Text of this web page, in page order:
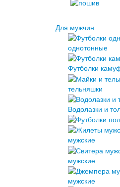
Для мужчин
однотонные
Футболки
тельняшки
Водолазки и
мужские
мужские
мужские